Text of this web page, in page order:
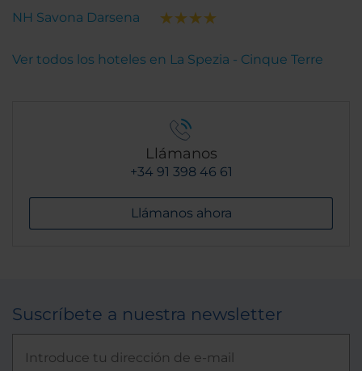
NH Savona Darsena
Ver todos los hoteles en La Spezia - Cinque Terre
Llámanos
+34 91 398 46 61
Llámanos ahora
Suscríbete a nuestra newsletter